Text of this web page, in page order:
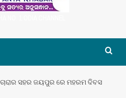
ସହର ଜୟପୁର ରେ ମହରମ ଦିବସ